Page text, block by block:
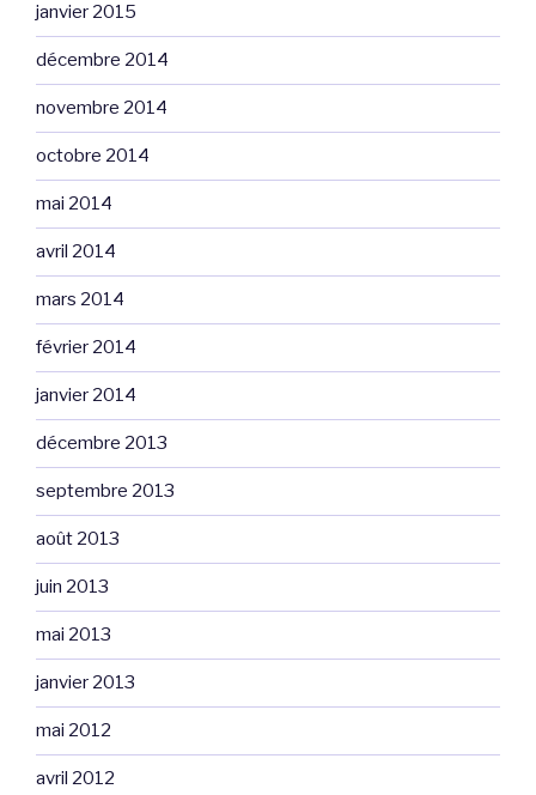
janvier 2015
décembre 2014
novembre 2014
octobre 2014
mai 2014
avril 2014
mars 2014
février 2014
janvier 2014
décembre 2013
septembre 2013
août 2013
juin 2013
mai 2013
janvier 2013
mai 2012
avril 2012